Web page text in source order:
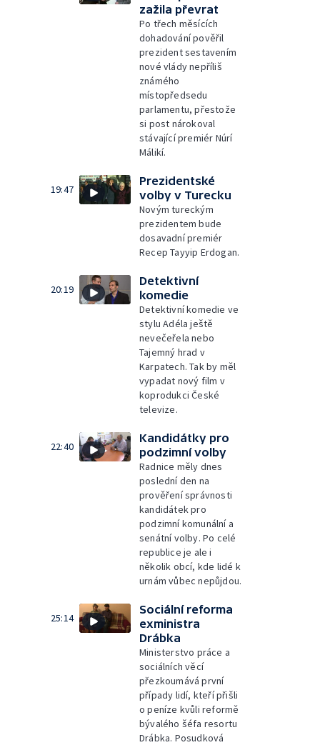
zažila převrat
Po třech měsících
dohadování pověřil
prezident sestavením
nové vlády nepříliš
známého
místopředsedu
parlamentu, přestože
si post nárokoval
stávající premiér Núrí
Málikí.
19:47
Prezidentské
volby v Turecku
Novým tureckým
prezidentem bude
dosavadní premiér
Recep Tayyip Erdogan.
20:19
Detektivní
komedie
Detektivní komedie ve
stylu Adéla ještě
nevečeřela nebo
Tajemný hrad v
Karpatech. Tak by měl
vypadat nový film v
koprodukci České
televize.
22:40
Kandidátky pro
podzimní volby
Radnice měly dnes
poslední den na
prověření správnosti
kandidátek pro
podzimní komunální a
senátní volby. Po celé
republice je ale i
několik obcí, kde lidé k
urnám vůbec nepůjdou.
25:14
Sociální reforma
exministra
Drábka
Ministerstvo práce a
sociálních věcí
přezkoumává první
případy lidí, kteří přišli
o peníze kvůli reformě
bývalého šéfa resortu
Drábka. Posudková